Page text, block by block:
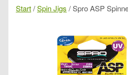
Start/Spin Jigs / Spro ASP